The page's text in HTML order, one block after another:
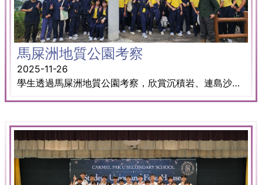
馬屎洲地質公園考察
2025-11-26
學生透過馬屎洲地質公園考察，欣賞沉積岩、連島沙洲等地貌特色，認識香港地質發展，並切身體會地貌保育與可持續發展的重要性。